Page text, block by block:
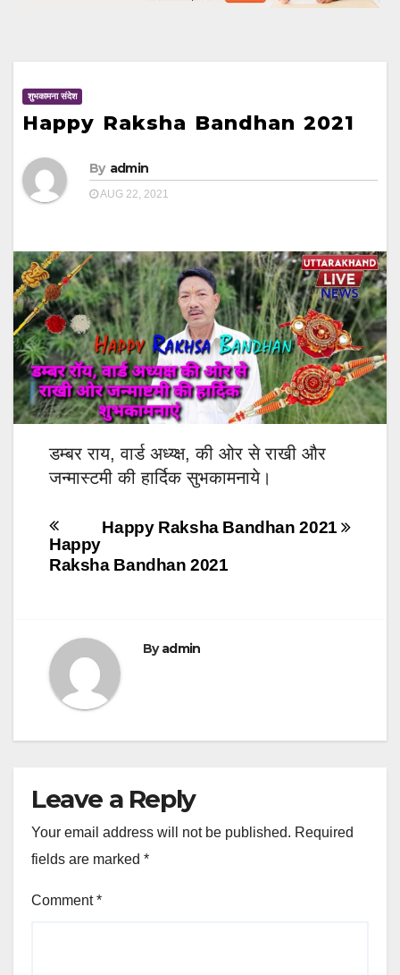
शुभकामना संदेश
Happy Raksha Bandhan 2021
By admin
AUG 22, 2021
डम्बर राय, वार्ड अध्य्क्ष, की ओर से राखी और
जन्मास्टमी की हार्दिक सुभकामनाये।
Post
navigation
Happy Raksha Bandhan 2021
Happy
Raksha Bandhan 2021
Byadmin
Leave a Reply
Your email address will not be published. Required
fields are marked *
Comment*